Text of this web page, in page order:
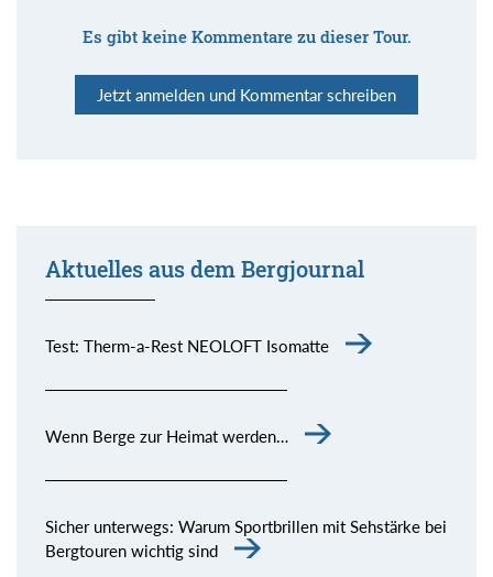
Es gibt keine Kommentare zu dieser Tour.
Jetzt anmelden und Kommentar schreiben
Aktuelles aus dem Bergjournal
Test: Therm-a-Rest NEOLOFT Isomatte
Wenn Berge zur Heimat werden…
Sicher unterwegs: Warum Sportbrillen mit Sehstärke bei
Bergtouren wichtig sind